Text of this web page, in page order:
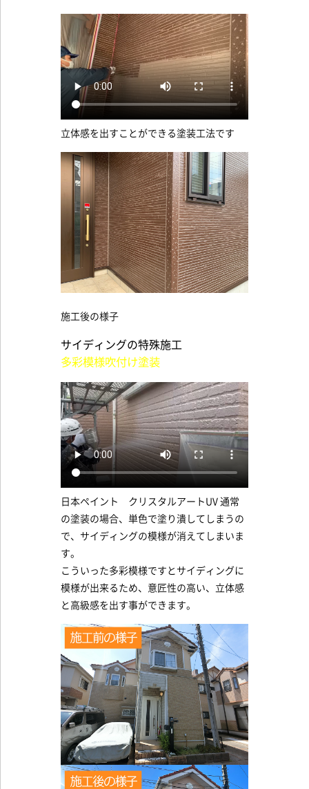
立体感を出すことができる塗装工法です
施工後の様子
サイディングの特殊施工
多彩模様吹付け塗装
日本ペイント クリスタルアートUV 通常
の塗装の場合、単色で塗り潰してしまうの
で、サイディングの模様が消えてしまいま
す。
こういった多彩模様ですとサイディングに
模様が出来るため、意匠性の高い、立体感
と高級感を出す事ができます。